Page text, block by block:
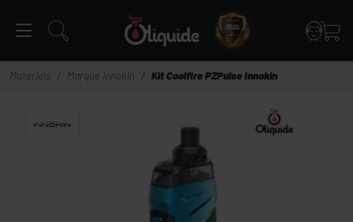
Matériels Marque Innokin Kit Coolfire PZPulse Innokin